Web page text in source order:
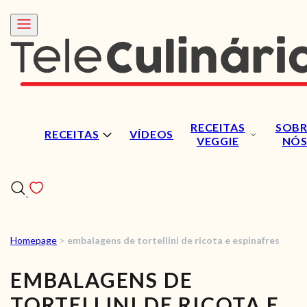
RECEITAS VÍDEOS
RECEITAS
VEGGIE
NÓS
RECEITAS
VÍDEOS
Homepage > embalagens de tortellini de ricota e espinafres
EMBALAGENS DE